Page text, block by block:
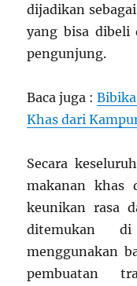
dijadikan
yang bisa dibeli
pengunjung.
Baca juga :
Khas dari
Secara
makanan khas
keunikan rasa
ditemukan
menggunakan
pembuatan